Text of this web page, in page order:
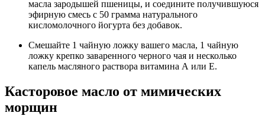
масла зародышей пшеницы, и соедините получившуюся
эфирную смесь с 50 грамма натурального
кисломолочного йогурта без добавок.
Смешайте 1 чайную ложку вашего масла, 1 чайную
ложку крепко заваренного черного чая и несколько
капель масляного раствора витамина А или Е.
Касторовое масло от мимических
морщин